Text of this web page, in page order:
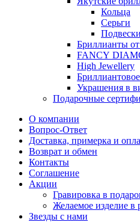
Кольца
Серьги
Подвески
Бриллианты от
FANCY
High Jewellery
Украшения в
Подарочные
О компании
Вопрос-Ответ
Доставка, примерка и
Возврат и обмен
Контакты
Соглашение
Акции
Гравировка в
Желаемое изделие в
Звезды с нами